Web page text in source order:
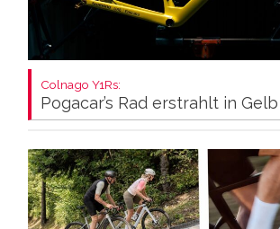
Colnago Y1Rs:
Pogacar’s Rad erstrahlt in Gelb